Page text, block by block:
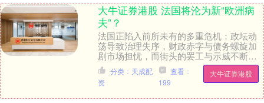
大牛证券港股 法国将沦为新“欧洲病
夫”？
法国正陷入前所未有的多重危机：政坛动
荡导致治理失序，财政赤字与债务螺旋加
剧市场担忧，而街头的罢工与示威不断升
级，工会与社会党重返舞台中央。 不到两
年时间，法国换....
大牛证券港股
分类：天成配
资
查看：
199